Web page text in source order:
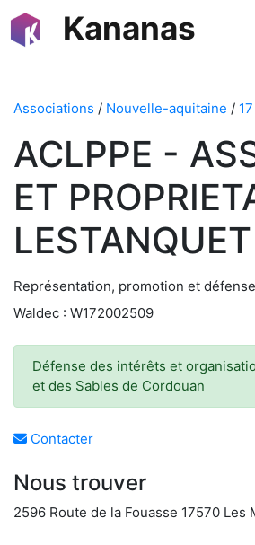
Kananas
Associations / Nouvelle-aquitaine / 17
ACLPPE -
ET
LESTANQUET
Représentation, promotion et
Waldec : W172002509
Défense des intérêts et
et des Sables de Cordouan
Contacter
Nous trouver
2596 Route de la Fouasse 17570 Les